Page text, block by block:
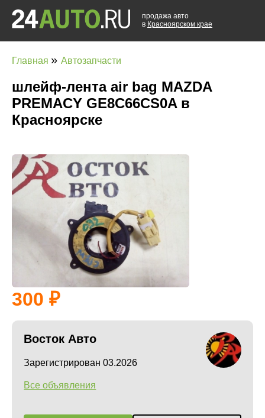
продажа авто
в Красноярском крае
Главная » Автозапчасти
шлейф-лента air bag MAZDA
PREMACY GE8C66CS0A в
Красноярске
300
Восток Авто
Зарегистрирован 03.2026
Все объявления